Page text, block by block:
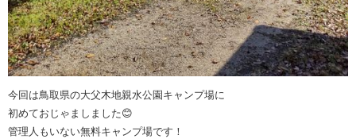
今回は鳥取県の大父木地親水公園キャンプ場に
初めておじゃましました😊
管理人もいない無料キャンプ場です！